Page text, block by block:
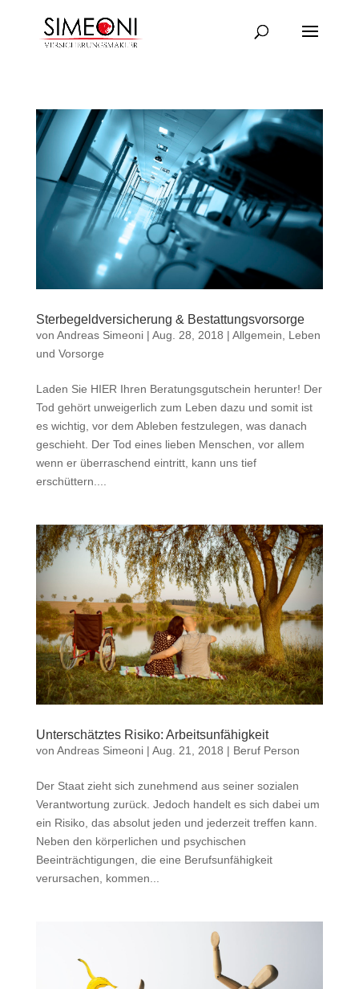
Sterbegeldversicherung & Bestattungsvorsorge
von Andreas Simeoni| Aug. 28, 2018 | Allgemein
Leben
und Vorsorge
Laden Sie HIER Ihren Beratungsgutschein herunter! Der
Tod gehört unweigerlich zum Leben dazu und somit ist
es wichtig, vor dem Ableben festzulegen, was danach
geschieht. Der Tod eines lieben Menschen, vor allem
wenn er überraschend eintritt, kann uns tief
erschüttern....
Unterschätztes Risiko: Arbeitsunfähigkeit
von Andreas Simeoni| Aug. 21, 2018 | Beruf Person
Der Staat zieht sich zunehmend aus seiner sozialen
Verantwortung zurück. Jedoch handelt es sich dabei um
ein Risiko, das absolut jeden und jederzeit treffen kann.
Neben den körperlichen und psychischen
Beeinträchtigungen, die eine Berufsunfähigkeit
verursachen, kommen...